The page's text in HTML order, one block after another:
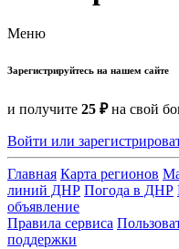
Меню
Зарегистрируйтесь на нашем сайте
и получите 25 ₽на свой
Войти или
Главная Карта регионов
линий ДНР Погода в ДНР
объявление
Правила сервиса
поддержки